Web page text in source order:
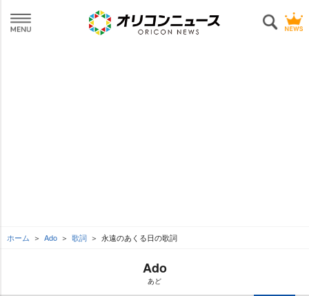
ホーム Ado 歌詞 永遠のあくる日の歌詞
Ado
あど